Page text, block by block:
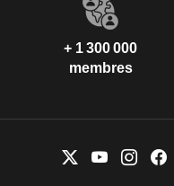
+ 1 300 000
membres